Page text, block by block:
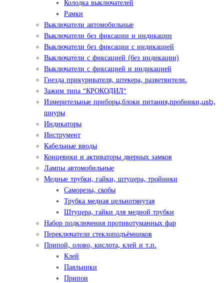
Колодка выключателей
Рамки
Выключатели автомобильные
Выключатели без фиксации и индикации
Выключатели без фиксации с индикацией
Выключатели с фиксацией (без индикации)
Выключатели с фиксацией и индикацией
Гнезда прикуривателя, штекера, разветвители.
Зажим типа "КРОКОДИЛ"
Измерительные приборы,блоки питания,пробники,usb,
шнуры
Индикаторы
Инструмент
Кабельные вводы
Концевики и активаторы дверных замков
Лампы автомобильные
Медные трубки, гайки, штуцера, тройники
Саморезы, скобы
Трубка медная цельнотянутая
Штуцера, гайки для медной трубки
Набор подключения противотуманных фар
Переключатели стеклоподъёмников
Припой, олово, кислота, клей и т.п.
Клей
Паяльники
Припои